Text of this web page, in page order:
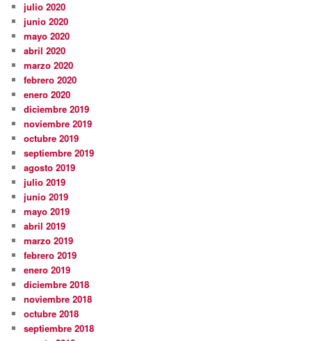
julio 2020
junio 2020
mayo 2020
abril 2020
marzo 2020
febrero 2020
enero 2020
diciembre 2019
noviembre 2019
octubre 2019
septiembre 2019
agosto 2019
julio 2019
junio 2019
mayo 2019
abril 2019
marzo 2019
febrero 2019
enero 2019
diciembre 2018
noviembre 2018
octubre 2018
septiembre 2018